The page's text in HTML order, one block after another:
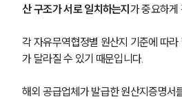
산 구조가 서로 일치하는지가 중요하게
각 자유무역협정별 원산지 기준에 따
가 달라질 수 있기 때문입니다.
해외 공급업체가 발급한 원산지증명서